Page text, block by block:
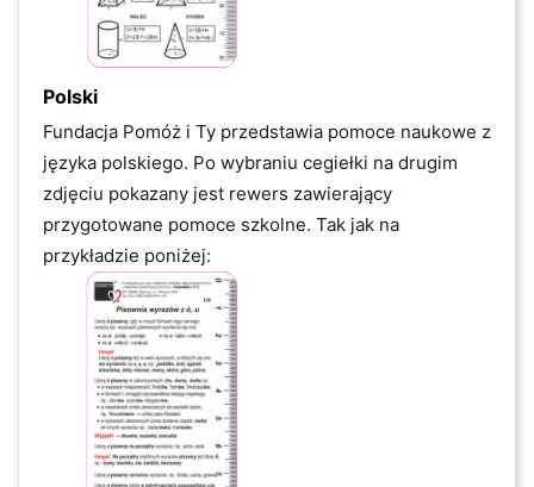
Polski
Fundacja Pomóż i Ty przedstawia pomoce naukowe z
języka polskiego. Po wybraniu cegiełki na drugim
zdjęciu pokazany jest rewers zawierający
przygotowane pomoce szkolne. Tak jak na
przykładzie poniżej: